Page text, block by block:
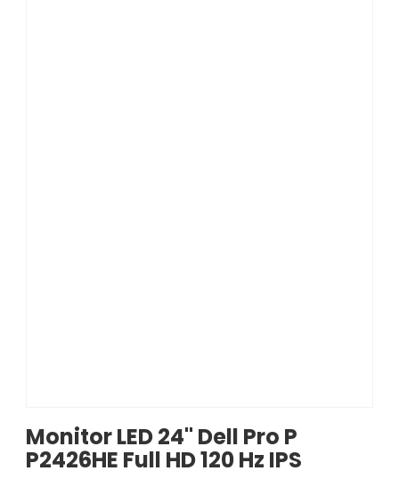
Monitor LED 24" Dell Pro P
P2426HE Full HD 120 Hz IPS